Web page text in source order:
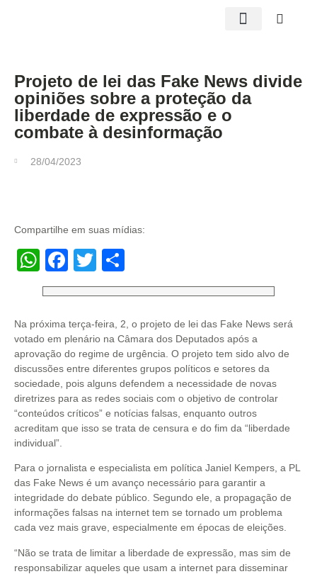
Projeto de lei das Fake News divide
opiniões sobre a proteção da
liberdade de expressão e o
combate à desinformação
28/04/2023
Compartilhe em suas mídias:
WhatsApp
Facebook
Twitter
Na próxima terça-feira, 2, o projeto de lei das Fake News será
votado em plenário na Câmara dos Deputados após a
aprovação do regime de urgência. O projeto tem sido alvo de
discussões entre diferentes grupos políticos e setores da
sociedade, pois alguns defendem a necessidade de novas
diretrizes para as redes sociais com o objetivo de controlar
“conteúdos críticos” e notícias falsas, enquanto outros
acreditam que isso se trata de censura e do fim da “liberdade
individual”.
Para o jornalista e especialista em política Janiel Kempers, a PL
das Fake News é um avanço necessário para garantir a
integridade do debate público. Segundo ele, a propagação de
informações falsas na internet tem se tornado um problema
cada vez mais grave, especialmente em épocas de eleições.
“Não se trata de limitar a liberdade de expressão, mas sim de
responsabilizar aqueles que usam a internet para disseminar